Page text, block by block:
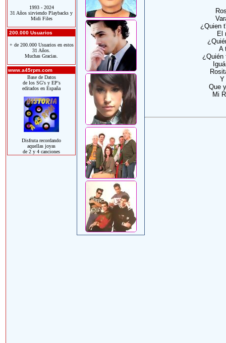
1993 - 2024
31 Años sirviendo Playbacks y
Midi Files
200.000 Usuarios
+ de 200.000 Usuarios en estos
31 Años.
Muchas Gracias.
www.a45rpm.com
Base de Datos
de los SG's y EP's
editados en España
Disfruta recordando
aquellas joyas
de 2 y 4 canciones
¿Quien
El
A
¿Quién
Y
Que
Mi